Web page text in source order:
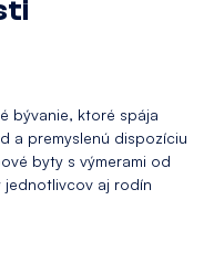
bývanie, ktoré spája
a premyslenú dispozíciu
byty s výmerami od
jednotlivcov aj rodín